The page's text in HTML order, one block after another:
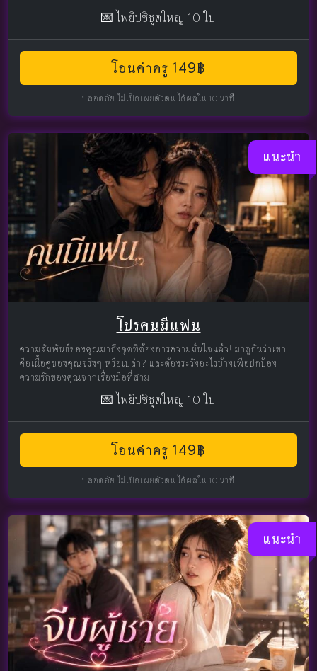
💌 ไพ่ยิปซีชุดใหญ่ 10 ใบ
โอนค่าครู 149฿
ปลอดภัย ไม่เปิดเผยตัวตน ได้ผลใน 10 นาที
แนะนำ
โปรคนมีแฟน
ความสัมพันธ์ของคุณมาถึงจุดที่ต้องการความมั่นใจแล้ว! มาดูกันว่าเขา
คือเนื้อคู่ของคุณจริงๆ หรือเปล่า? และต้องระวังอะไรบ้างเพื่อปกป้อง
ความรักของคุณจากเรื่องมือที่สาม
💌 ไพ่ยิปซีชุดใหญ่ 10 ใบ
โอนค่าครู 149฿
ปลอดภัย ไม่เปิดเผยตัวตน ได้ผลใน 10 นาที
แนะนำ